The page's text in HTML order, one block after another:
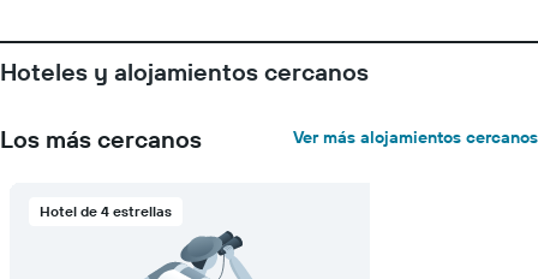
Hoteles y alojamientos cercanos
Los más cercanos Ver más alojamientos cercanos
Hotel de 4 estrellas